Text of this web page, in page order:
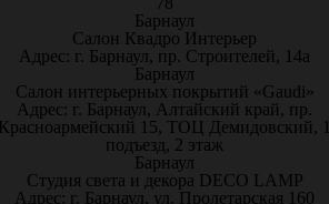
Барнаул
Салон Квадро Интерьер
Адрес: г. Барнаул, пр. Строителей, 14а
Барнаул
Салон интерьерных покрытий «Gaudi»
Адрес: г. Барнаул, Алтайский край, пр.
15, ТОЦ Демидовский, 1
подъезд, 2 этаж
Барнаул
Студия света и декора DECO LAMP
Адрес: г. Барнаул, ул. Пролетарская 160